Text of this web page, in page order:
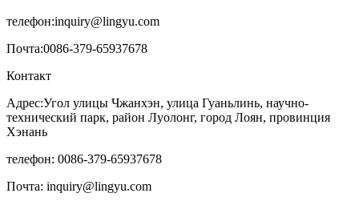
телефон:inquiry@lingyu.com
Почта:0086-379-65937678
Контакт
Адрес:Угол улицы Чжанхэн, улица Гуаньлинь, научно-
технический парк, район Луолонг, город Лоян, провинция
Хэнань
телефон: 0086-379-65937678
Почта: inquiry@lingyu.com